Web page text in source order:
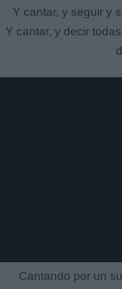
Y cantar, y seguir y
Y cantar, y decir
Cantando por un